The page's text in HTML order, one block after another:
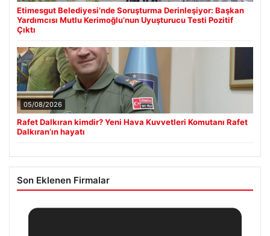
Etimesgut Belediyesi’nde Soruşturma Derinleşiyor: Başkan
Yardımcısı Mutlu Kerimoğlu’nun Uyuşturucu Testi Pozitif
Çıktı
05/08/2026
Rafet Dalkıran kimdir? Yeni Hava Kuvvetleri Komutanı Rafet
Dalkıran’ın hayatı
Son Eklenen Firmalar